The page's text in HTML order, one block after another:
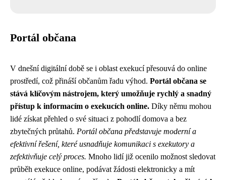
Portál občana
V dnešní digitální době se i oblast exekucí přesouvá do online
prostředí, což přináší občanům řadu výhod. Portál občana se
stává klíčovým nástrojem, který umožňuje rychlý a snadný
přístup k informacím o exekucích online. Díky němu mohou
lidé získat přehled o své situaci z pohodlí domova a bez
zbytečných průtahů. Portál občana představuje moderní a
efektivní řešení, které usnadňuje komunikaci s exekutory a
zefektivňuje celý proces. Mnoho lidí již ocenilo možnost sledovat
průběh exekuce online, podávat žádosti elektronicky a mít